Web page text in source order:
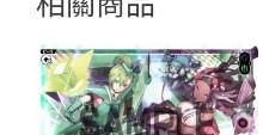
像：
惡
魔